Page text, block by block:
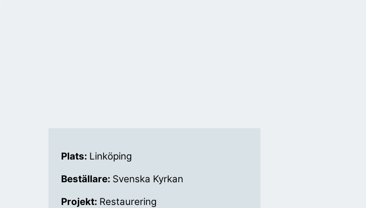
Plats: Linköping
Beställare: Svenska Kyrkan
Projekt: Restaurering